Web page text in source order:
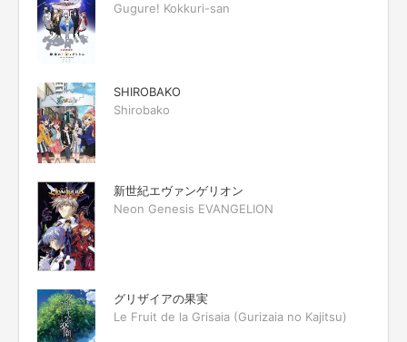
Gugure! Kokkuri-san
SHIROBAKO
Shirobako
新世紀エヴァンゲリオン
Neon Genesis EVANGELION
グリザイアの果実
Le Fruit de la Grisaia (Gurizaia no Kajitsu)